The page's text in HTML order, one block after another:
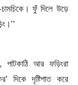
ফুঁ দিলে উড়ে
আর ফড়িংরা
দিকে দৃষ্টিপাত করে